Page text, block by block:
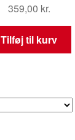
359,00 kr.
Tilføj til kurv